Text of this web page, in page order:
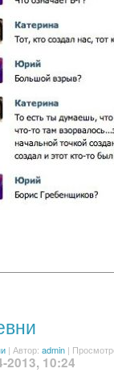
| Автор: admin |
2013, 10:24